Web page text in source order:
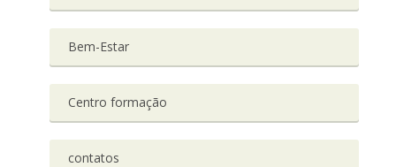
Bem-Estar
Centro formação
contatos